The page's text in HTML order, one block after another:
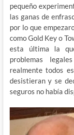
pequeño
las ganas de
por lo que
como Gold Key o
esta última la
problemas
realmente todos
desistieran y se
seguros no había